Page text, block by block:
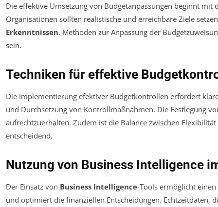
Die effektive Umsetzung von Budgetanpassungen beginnt mit
Organisationen sollten realistische und erreichbare Ziele
Erkenntnissen. Methoden zur Anpassung der
sein.
Techniken für effektive
Die Implementierung efektiver Budgetkontrollen erfordert
und Durchsetzung von Kontrollmaßnahmen. Die Festlegung
aufrechtzuerhalten. Zudem ist die Balance zwischen
entscheidend.
Nutzung von Business Intelligence
Der Einsatz von Business Intelligence-Tools ermöglicht einen
und optimiert die finanziellen Entscheidungen. Echtzeitdaten,